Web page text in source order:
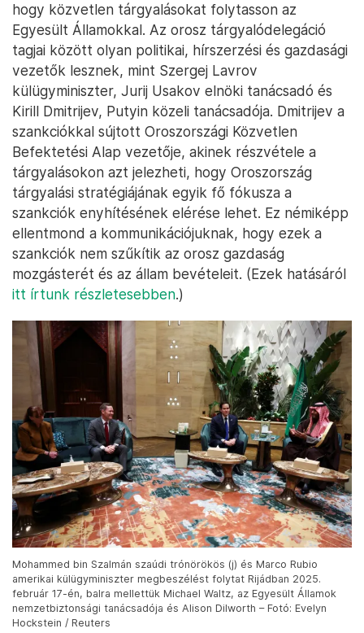
hogy közvetlen tárgyalásokat folytasson az
Egyesült Államokkal. Az orosz tárgyalódelegáció
tagjai között olyan politikai, hírszerzési és gazdasági
vezetők lesznek, mint Szergej Lavrov
külügyminiszter, Jurij Usakov elnöki tanácsadó és
Kirill Dmitrijev, Putyin közeli tanácsadója. Dmitrijev a
szankciókkal sújtott Oroszországi Közvetlen
Befektetési Alap vezetője, akinek részvétele a
tárgyalásokon azt jelezheti, hogy Oroszország
tárgyalási stratégiájának egyik fő fókusza a
szankciók enyhítésének elérése lehet. Ez némiképp
ellentmond a kommunikációjuknak, hogy ezek a
szankciók nem szűkítik az orosz gazdaság
mozgásterét és az állam bevételeit. (Ezek hatásáról
itt írtunk részletesebben.)
Mohammed bin Szalmán szaúdi trónörökös (j) és Marco Rubio
amerikai külügyminiszter megbeszélést folytat Rijádban 2025.
február 17-én, balra mellettük Michael Waltz, az Egyesült Államok
nemzetbiztonsági tanácsadója és Alison Dilworth – Fotó: Evelyn
Hockstein / Reuters